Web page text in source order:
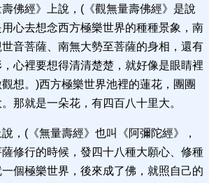
佛經》上說，(《觀無量壽佛經》是說
心去想念西方極樂世界的種種景象，南
音菩薩、南無大勢至菩薩的身相，還有
心裡要想得清清楚楚，就好像是眼睛裡
想。)西方極樂世界池裡的蓮花，團團
那就是一朵花，有四百八十里大。
說，(《無量壽經》也叫《阿彌陀經》，
修行的時候，發四十八種大願心、修種
個極樂世界，後來成了佛，就照自己的